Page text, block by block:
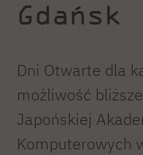
Gdańsk
Dni Otwarte dla
możliwość
Japońskiej
Komputerowych